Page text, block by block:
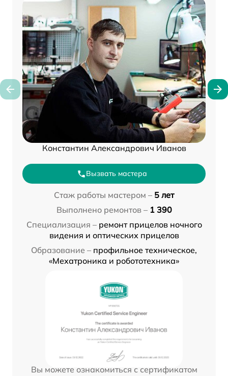
Константин Александрович Иванов
Вызвать мастера
Стаж работы мастером – 5 лет
Выполнено ремонтов – 1 390
Специализация – ремонт прицелов ночного
видения и оптических прицелов
Образование – профильное техническое,
«Мехатроника и робототехника»
Вы можете ознакомиться с сертификатом